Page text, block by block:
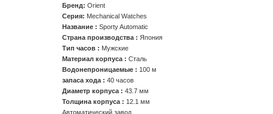
Бренд:Orient
Серия: Mechanical Watches
Название :Sporty Automatic
Страна производства : Япония
Тип часов : Мужские
Материал корпуса :Сталь
Водонепроницаемые : 100 м
запаса хода :40 часов
Диаметр корпуса :43.7 мм
Толщина корпуса : 12.1 мм
Автоматический завод